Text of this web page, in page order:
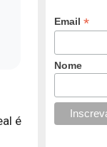
é
Email*
Nome